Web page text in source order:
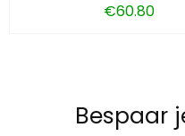
€60.80
Bespaar